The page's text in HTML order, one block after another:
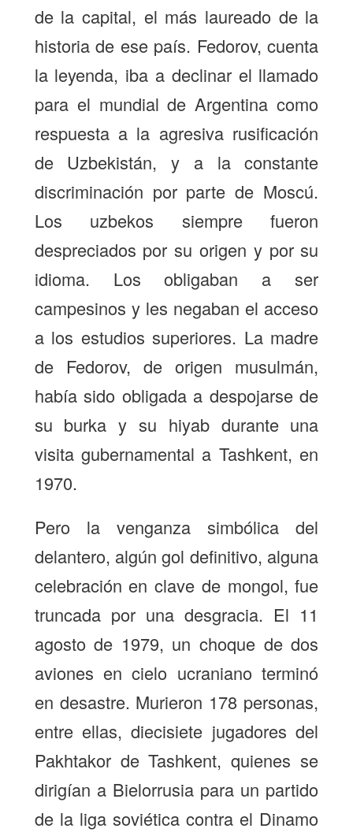
de la capital, el más laureado de la
historia de ese país. Fedorov, cuenta
la leyenda, iba a declinar el llamado
para el mundial de Argentina como
respuesta a la agresiva rusificación
de Uzbekistán, y a la constante
discriminación por parte de Moscú.
Los uzbekos siempre fueron
despreciados por su origen y por su
idioma. Los obligaban a ser
campesinos y les negaban el acceso
a los estudios superiores. La madre
de Fedorov, de origen musulmán,
había sido obligada a despojarse de
su burka y su hiyab durante una
visita gubernamental a Tashkent, en
1970.
Pero la venganza simbólica del
delantero, algún gol definitivo, alguna
celebración en clave de mongol, fue
truncada por una desgracia. El 11
agosto de 1979, un choque de dos
aviones en cielo ucraniano terminó
en desastre. Murieron 178 personas,
entre ellas, diecisiete jugadores del
Pakhtakor de Tashkent, quienes se
dirigían a Bielorrusia para un partido
de la liga soviética contra el Dinamo